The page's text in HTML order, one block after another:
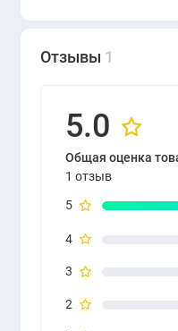
Отзывы 1
5.0
Общая оценка
1 отзыв
5
4
3
2